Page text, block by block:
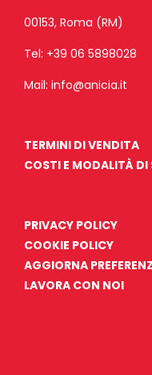
00153, Roma (RM)
Tel: +39 06 5898028
Mail: info@anicia.it
TERMINI DI VENDITA
COSTI E MODALITÀ DI
PRIVACY POLICY
COOKIE POLICY
AGGIORNA
LAVORA CON NOI